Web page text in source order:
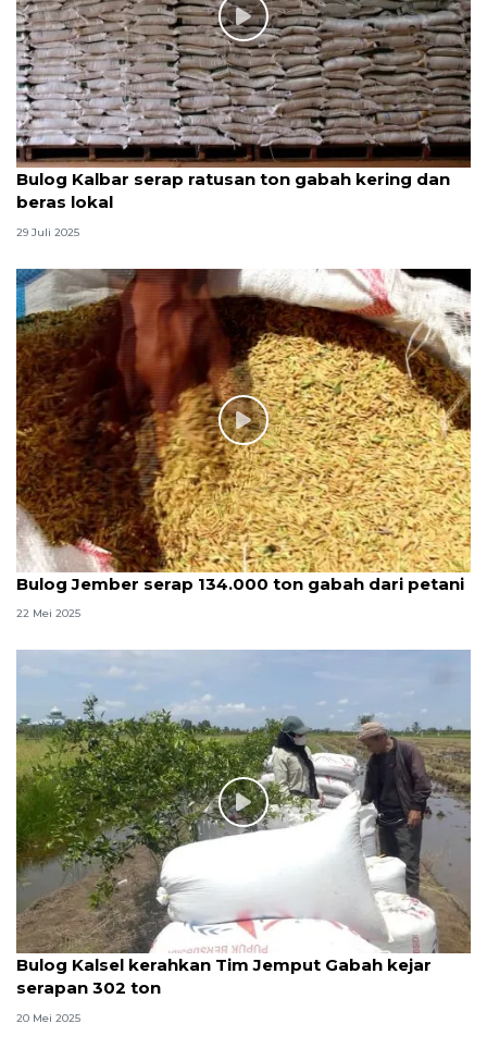
Bulog Kalbar serap ratusan ton gabah kering dan
beras lokal
29 Juli 2025
Bulog Jember serap 134.000 ton gabah dari petani
22 Mei 2025
Bulog Kalsel kerahkan Tim Jemput Gabah kejar
serapan 302 ton
20 Mei 2025